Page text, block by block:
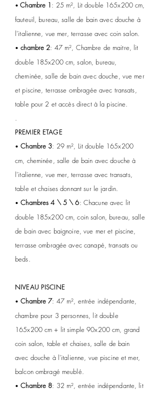
• Chambre 1: 25 m², Lit double 165x200 cm,
fauteuil, bureau, salle de bain avec douche à
l'italienne, vue mer, terrasse avec coin salon.
• chambre 2: 47 m², Chambre de maitre, lit
double 185x200 cm, salon, bureau,
cheminée, salle de bain avec douche, vue mer
et piscine, terrasse ombragée avec transats,
table pour 2 et accès direct à la piscine.
.
PREMIER ETAGE
• Chambre 3: 29 m², Lit double 165x200
cm, cheminée, salle de bain avec douche à
l'italienne, vue mer, terrasse avec transats,
table et chaises donnant sur le jardin.
• Chambres 4 \ 5 \ 6: Chacune avec lit
double 185x200 cm, coin salon, bureau, salle
de bain avec baignoire, vue mer et piscine,
terrasse ombragée avec canapé, transats ou
beds.
NIVEAU PISCINE
• Chambre 7: 47 m², entrée indépendante,
chambre pour 3 personnes, lit double
165x200 cm + lit simple 90x200 cm, grand
coin salon, table et chaises, salle de bain
avec douche à l'italienne, vue piscine et mer,
balcon ombragé meublé.
• Chambre 8: 32 m², entrée indépendante, lit